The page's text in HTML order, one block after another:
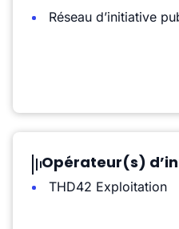
Réseau d’initiative
Opérateur(s)
THD42 Exploitation